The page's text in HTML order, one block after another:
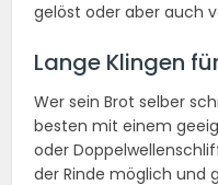
gelöst oder aber auch
Lange Klingen
Wer sein Brot selber
besten mit einem
oder
der Rinde möglich und